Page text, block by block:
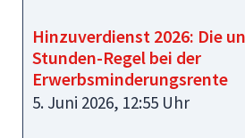
Hinzuverdienst 2026: Die
Stunden-Regel bei der
Erwerbsminderungsrente
5. Juni 2026, 12:55 Uhr